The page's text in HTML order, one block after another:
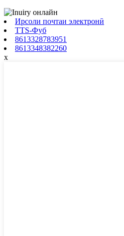
Ирсоли почтаи электронӣ
TTS-Фуб
8613328783951
8613348382260
x